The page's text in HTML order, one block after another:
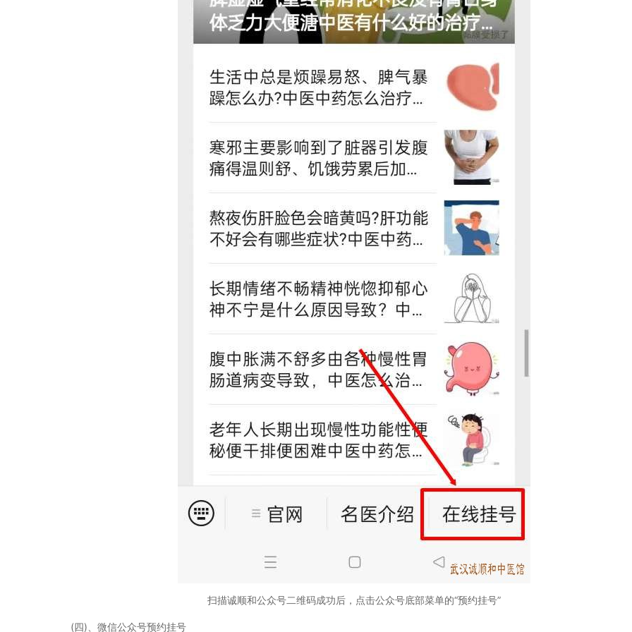
扫描诚顺和公众号二维码成功后，点击公众号底部菜单的“预约挂号”
(四)、微信公众号预约挂号